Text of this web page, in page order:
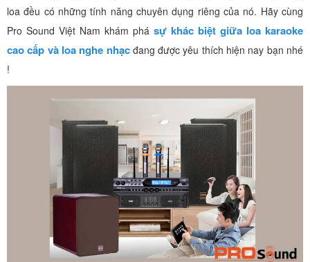
loa đều có những tính năng chuyên dụng riêng của nó. Hãy cùng
Pro Sound Việt Nam khám phá sự khác biệt giữa loa karaoke
cao cấp và loa nghe nhạcđang được yêu thích hiện nay bạn nhé
!